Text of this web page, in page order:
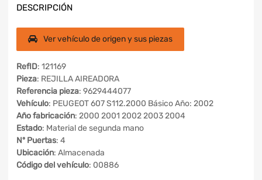
DESCRIPCIÓN
Ver vehículo de origen y sus piezas
RefID: 121169
Pieza: REJILLA AIREADORA
Referencia pieza: 9629444077
Vehículo: PEUGEOT 607 S112.2000 Básico Año: 2002
Año fabricación: 2000 2001 2002 2003 2004
Estado: Material de segunda mano
Nº Puertas: 4
Ubicación: Almacenada
Código del vehículo: 00886